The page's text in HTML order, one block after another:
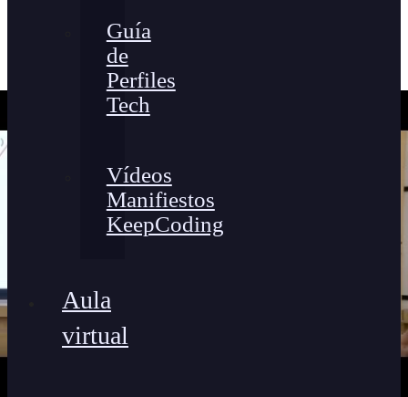
Guía
de
Perfiles
Tech
Vídeos
Manifiestos
KeepCoding
Aula
virtual